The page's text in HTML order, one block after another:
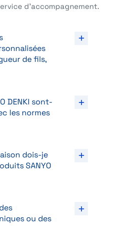
d’accompagnement.
de fils,
DENKI sont-
les normes
dois-je
SANYO
ou des